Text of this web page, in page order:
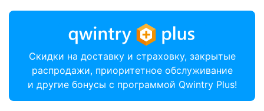
Скидки на доставку и страховку, закрытые
распродажи, приоритетное обслуживание
и другие бонусы с программой Qwintry Plus!